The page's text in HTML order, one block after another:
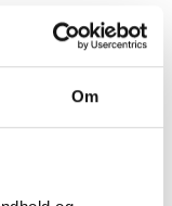
Om